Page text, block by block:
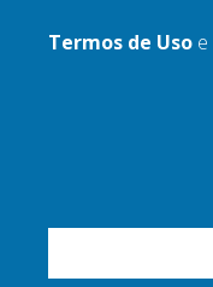
Termos de Uso e